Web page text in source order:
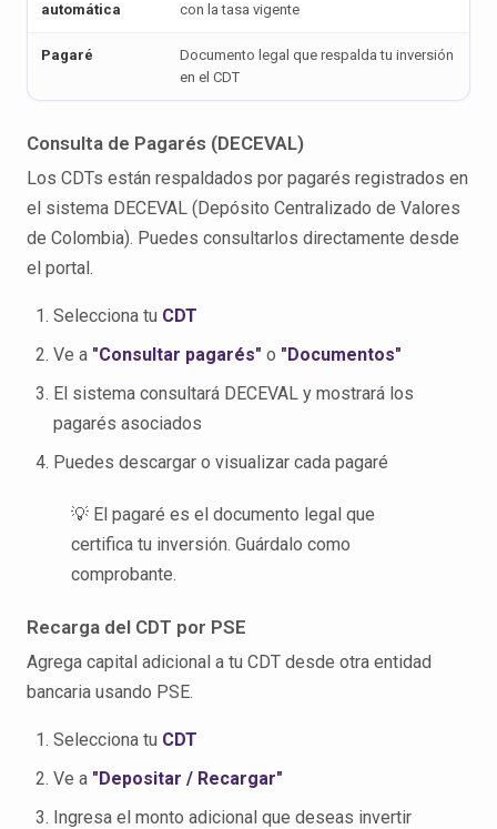
automática
con la tasa vigente
Pagaré
Documento legal que respalda tu inversión
en el CDT
Consulta de Pagarés (DECEVAL)
Los CDTs están respaldados por pagarés registrados en
el sistema DECEVAL (Depósito Centralizado de Valores
de Colombia). Puedes consultarlos directamente desde
el portal.
Selecciona tu CDT
Ve a "Consultar pagarés" o "Documentos"
El sistema consultará DECEVAL y mostrará los
pagarés asociados
Puedes descargar o visualizar cada pagaré
💡 El pagaré es el documento legal que
certifica tu inversión. Guárdalo como
comprobante.
Recarga del CDT por PSE
Agrega capital adicional a tu CDT desde otra entidad
bancaria usando PSE.
Selecciona tu CDT
Ve a "Depositar / Recargar"
Ingresa el monto adicional que deseas invertir